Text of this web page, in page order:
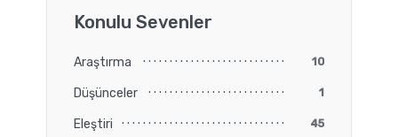
Konulu Sevenler
Araştırma 10
Düşünceler 1
Eleştiri 45